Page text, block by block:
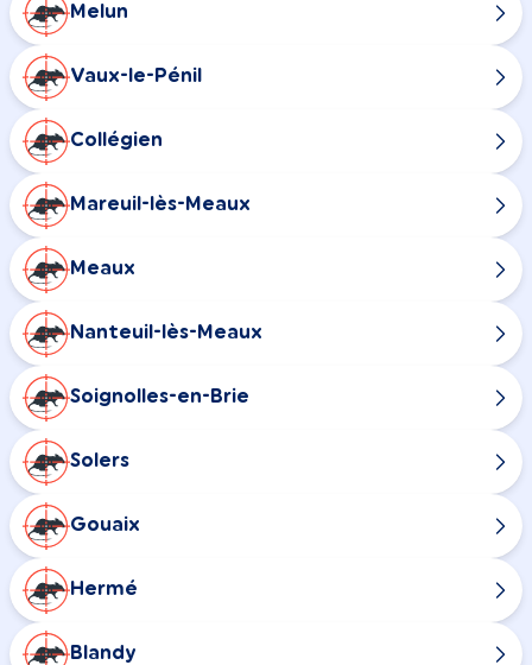
Melun
Vaux-le-Pénil
Collégien
Mareuil-lès-Meaux
Meaux
Nanteuil-lès-Meaux
Soignolles-en-Brie
Solers
Gouaix
Hermé
Blandy